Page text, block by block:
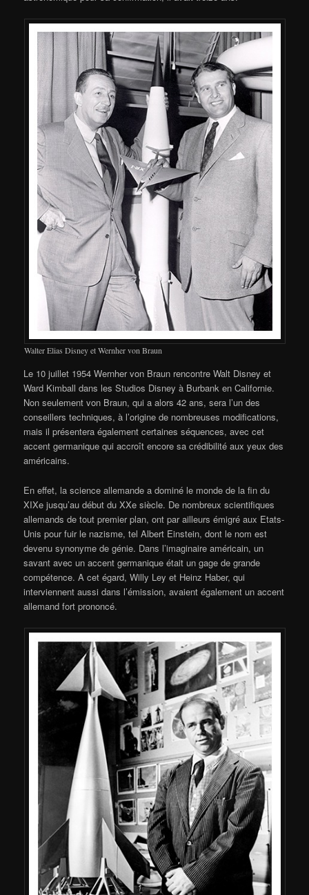
Walter Elias Disney et Wernher von Braun
Le 10 juillet 1954 Wernher von Braun rencontre Walt Disney et
Ward Kimball dans les Studios Disney à Burbank en Californie.
Non seulement von Braun, qui a alors 42 ans, sera l’un des
conseillers techniques, à l’origine de nombreuses modifications,
mais il présentera également certaines séquences, avec cet
accent germanique qui accroît encore sa crédibilité aux yeux des
américains.
En effet, la science allemande a dominé le monde de la fin du
XIXe jusqu’au début du XXe siècle. De nombreux scientifiques
allemands de tout premier plan, ont par ailleurs émigré aux Etats-
Unis pour fuir le nazisme, tel Albert Einstein, dont le nom est
devenu synonyme de génie. Dans l’imaginaire américain, un
savant avec un accent germanique était un gage de grande
compétence. A cet égard, Willy Ley et Heinz Haber, qui
interviennent aussi dans l’émission, avaient également un accent
allemand fort prononcé.